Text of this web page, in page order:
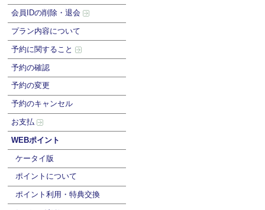
会員IDの削除・退会
プラン内容について
予約に関すること
予約の確認
予約の変更
予約のキャンセル
お支払
WEBポイント
ケータイ版
ポイントについて
ポイント利用・特典交換